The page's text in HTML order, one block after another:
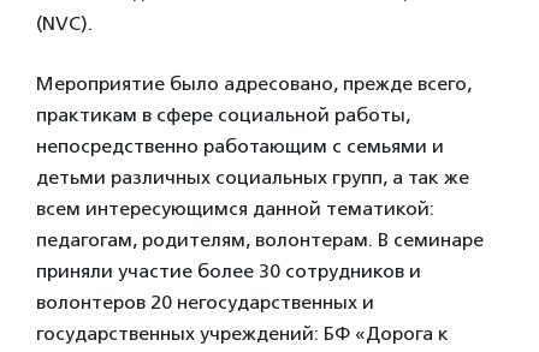
(NVC).
Мероприятие было адресовано, прежде всего,
практикам в сфере социальной работы,
непосредственно работающим с семьями и
детьми различных социальных групп, а так же
всем интересующимся данной тематикой:
педагогам, родителям, волонтерам. В семинаре
приняли участие более 30 сотрудников и
волонтеров 20 негосударственных и
государственных учреждений: БФ «Дорога к